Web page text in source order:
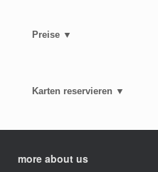
Preise ▼
Karten reservieren ▼
more about us